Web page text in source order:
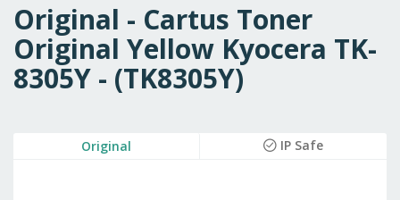
Original - Cartus Toner
Original Yellow Kyocera TK-
8305Y - (TK8305Y)
Original IP Safe